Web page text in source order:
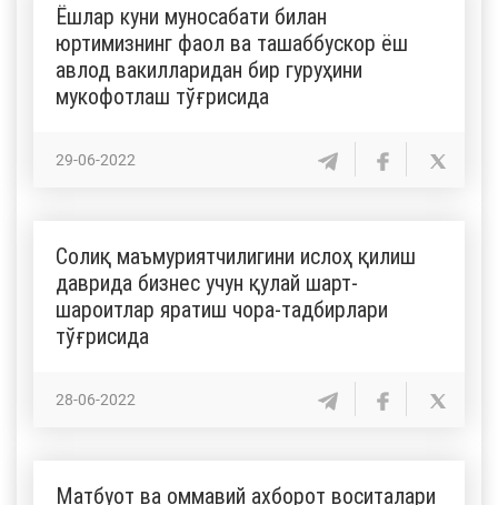
Ёшлар куни муносабати билан
юртимизнинг фаол ва ташаббускор ёш
авлод вакилларидан бир гуруҳини
мукофотлаш тўғрисида
29-06-2022
Солиқ маъмуриятчилигини ислоҳ қилиш
даврида бизнес учун қулай шарт-
шароитлар яратиш чора-тадбирлари
тўғрисида
28-06-2022
Матбуот ва оммавий ахборот воситалари